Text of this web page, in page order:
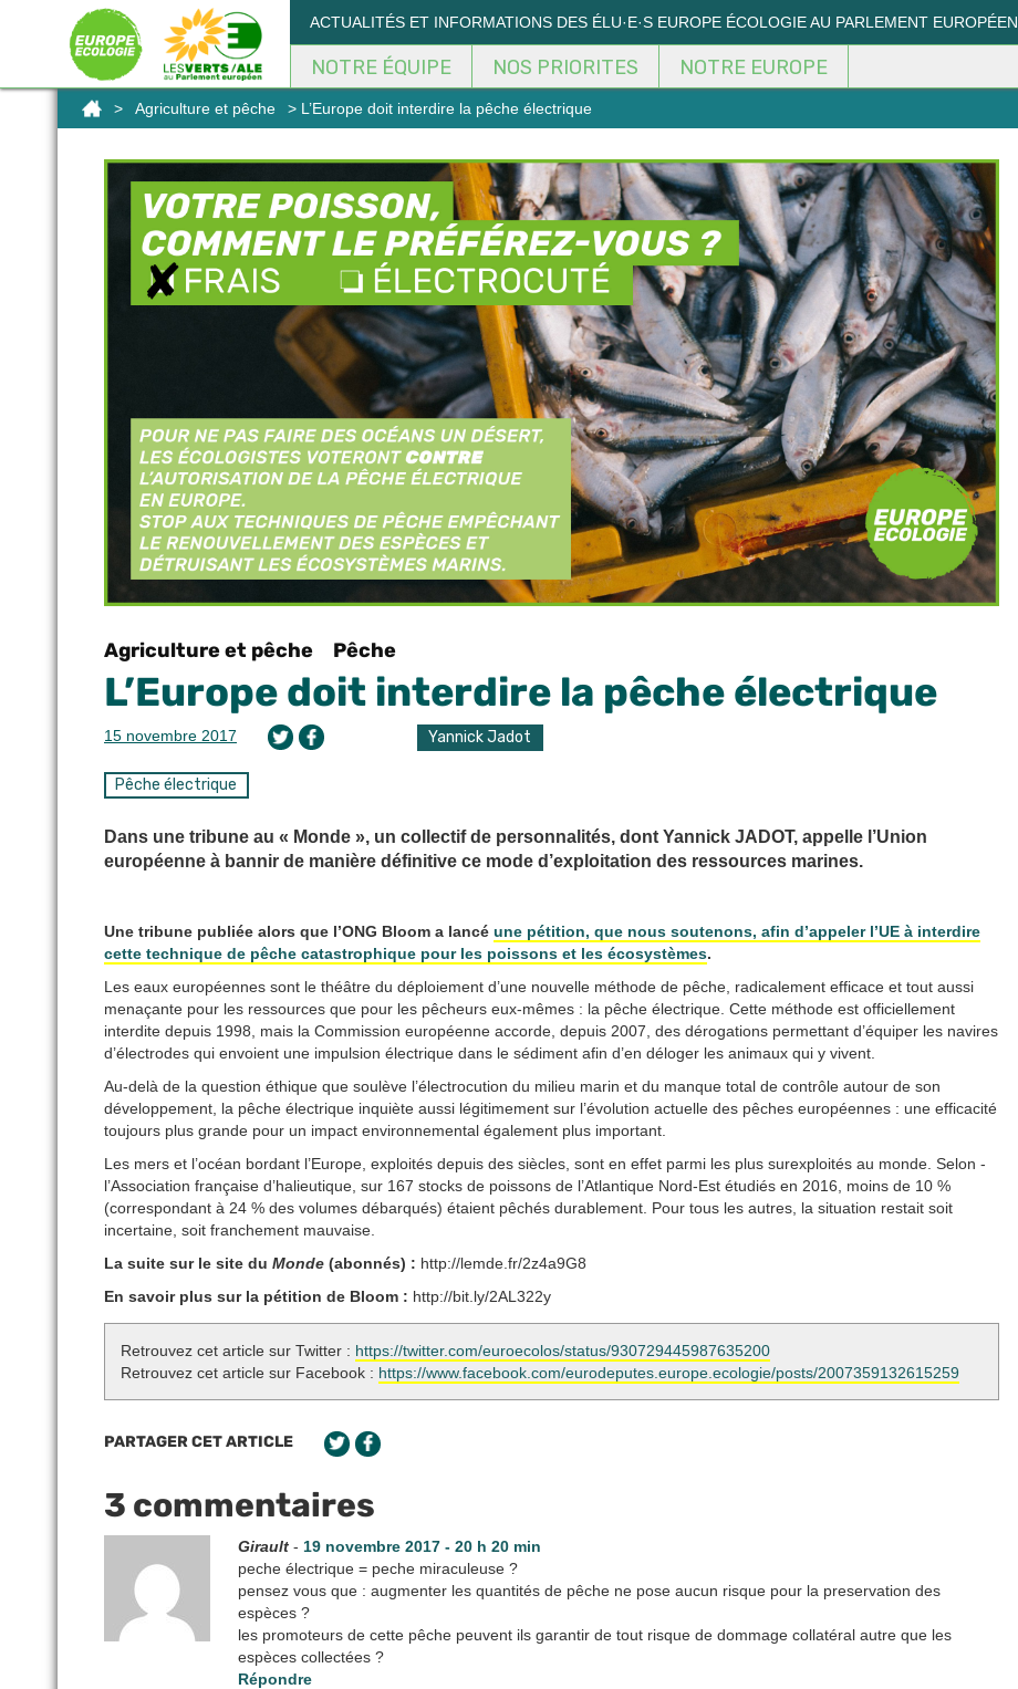
ACTUALITÉS ET INFORMATIONS DES ÉLU·E·S EUROPE ÉCOLOGIE AU PARLEMENT EUROPÉEN
NOTRE ÉQUIPE NOS PRIORITES NOTRE EUROPE
> Agriculture et pêche > L’Europe doit interdire la pêche électrique
Agriculture et pêche Pêche
L’Europe doit interdire la pêche électrique
15 novembre 2017 Yannick Jadot
Pêche électrique
Dans une tribune au « Monde », un collectif de personnalités, dont Yannick JADOT, appelle l’Union
européenne à bannir de manière définitive ce mode d’exploitation des ressources marines.
Une tribune publiée alors que l’ONG Bloom a lancé une pétition, que nous soutenons, afin d’appeler l’UE à interdire
cette technique de pêche catastrophique pour les poissons et les écosystèmes.
Les eaux européennes sont le théâtre du déploiement d’une nouvelle méthode de pêche, radicalement efficace et tout aussi
menaçante pour les ressources que pour les pêcheurs eux-mêmes : la pêche électrique. Cette méthode est officiellement
interdite depuis 1998, mais la Commission européenne accorde, depuis 2007, des dérogations permettant d’équiper les navires
d’électrodes qui envoient une impulsion électrique dans le sédiment afin d’en déloger les animaux qui y vivent.
Au-delà de la question éthique que soulève l’électrocution du milieu marin et du manque total de contrôle autour de son
développement, la pêche électrique inquiète aussi légitimement sur l’évolution actuelle des pêches européennes : une efficacité
toujours plus grande pour un impact environnemental également plus important.
Les mers et l’océan bordant ­l’Europe, exploités depuis des siècles, sont en effet parmi les plus sur­exploités au monde. Selon ­
l’Association française d’halieutique, sur 167 stocks de poissons de l’Atlantique Nord-Est étudiés en 2016, moins de 10 %
(correspondant à 24 % des volumes débarqués) étaient pêchés durablement. Pour tous les autres, la situation restait soit
incertaine, soit franchement mauvaise.
La suite sur le site du Monde (abonnés) : http://lemde.fr/2z4a9G8
En savoir plus sur la pétition de Bloom : http://bit.ly/2AL322y
Retrouvez cet article sur Twitter : https://twitter.com/euroecolos/status/930729445987635200
Retrouvez cet article sur Facebook : https://www.facebook.com/eurodeputes.europe.ecologie/posts/2007359132615259
PARTAGER CET ARTICLE
3 commentaires
Girault - 19 novembre 2017 - 20 h 20 min
peche électrique = peche miraculeuse ?
pensez vous que : augmenter les quantités de pêche ne pose aucun risque pour la preservation des
espèces ?
les promoteurs de cette pêche peuvent ils garantir de tout risque de dommage collatéral autre que les
espèces collectées ?
Répondre
Panneau de gestion des cookies